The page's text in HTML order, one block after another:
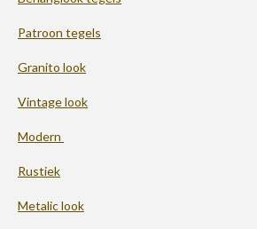
Patroon tegels
Granito look
Vintage look
Modern
Rustiek
Metalic look